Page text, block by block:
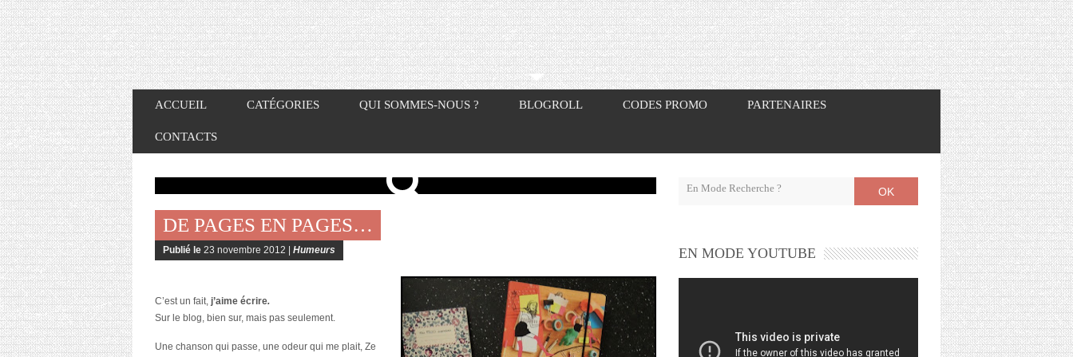
ACCUEIL CATÉGORIES QUI SOMMES-NOUS ? BLOGROLL CODES PROMO PARTENAIRES
CONTACTS
DE PAGES EN PAGES…
Publié le 23 novembre 2012 | Humeurs
C’est un fait, j’aime écrire.
Sur le blog, bien sur, mais pas seulement.
Une chanson qui passe, une odeur qui me plait, Ze
OK
EN MODE YOUTUBE